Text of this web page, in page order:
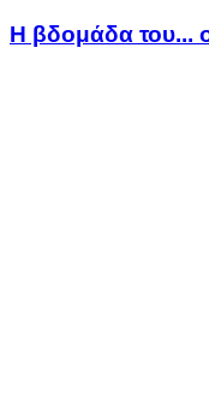
Η βδομάδα του...